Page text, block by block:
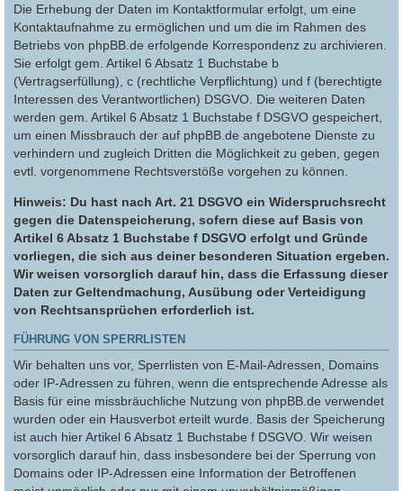
Die Erhebung der Daten im Kontaktformular erfolgt, um eine
Kontaktaufnahme zu ermöglichen und um die im Rahmen des
Betriebs von phpBB.de erfolgende Korrespondenz zu archivieren.
Sie erfolgt gem. Artikel 6 Absatz 1 Buchstabe b
(Vertragserfüllung), c (rechtliche Verpflichtung) und f (berechtigte
Interessen des Verantwortlichen) DSGVO. Die weiteren Daten
werden gem. Artikel 6 Absatz 1 Buchstabe f DSGVO gespeichert,
um einen Missbrauch der auf phpBB.de angebotene Dienste zu
verhindern und zugleich Dritten die Möglichkeit zu geben, gegen
evtl. vorgenommene Rechtsverstöße vorgehen zu können.
Hinweis: Du hast nach Art. 21 DSGVO ein Widerspruchsrecht
gegen die Datenspeicherung, sofern diese auf Basis von
Artikel 6 Absatz 1 Buchstabe f DSGVO erfolgt und Gründe
vorliegen, die sich aus deiner besonderen Situation ergeben.
Wir weisen vorsorglich darauf hin, dass die Erfassung dieser
Daten zur Geltendmachung, Ausübung oder Verteidigung
von Rechtsansprüchen erforderlich ist.
FÜHRUNG VON SPERRLISTEN
Wir behalten uns vor, Sperrlisten von E-Mail-Adressen, Domains
oder IP-Adressen zu führen, wenn die entsprechende Adresse als
Basis für eine missbräuchliche Nutzung von phpBB.de verwendet
wurden oder ein Hausverbot erteilt wurde. Basis der Speicherung
ist auch hier Artikel 6 Absatz 1 Buchstabe f DSGVO. Wir weisen
vorsorglich darauf hin, dass insbesondere bei der Sperrung von
Domains oder IP-Adressen eine Information der Betroffenen